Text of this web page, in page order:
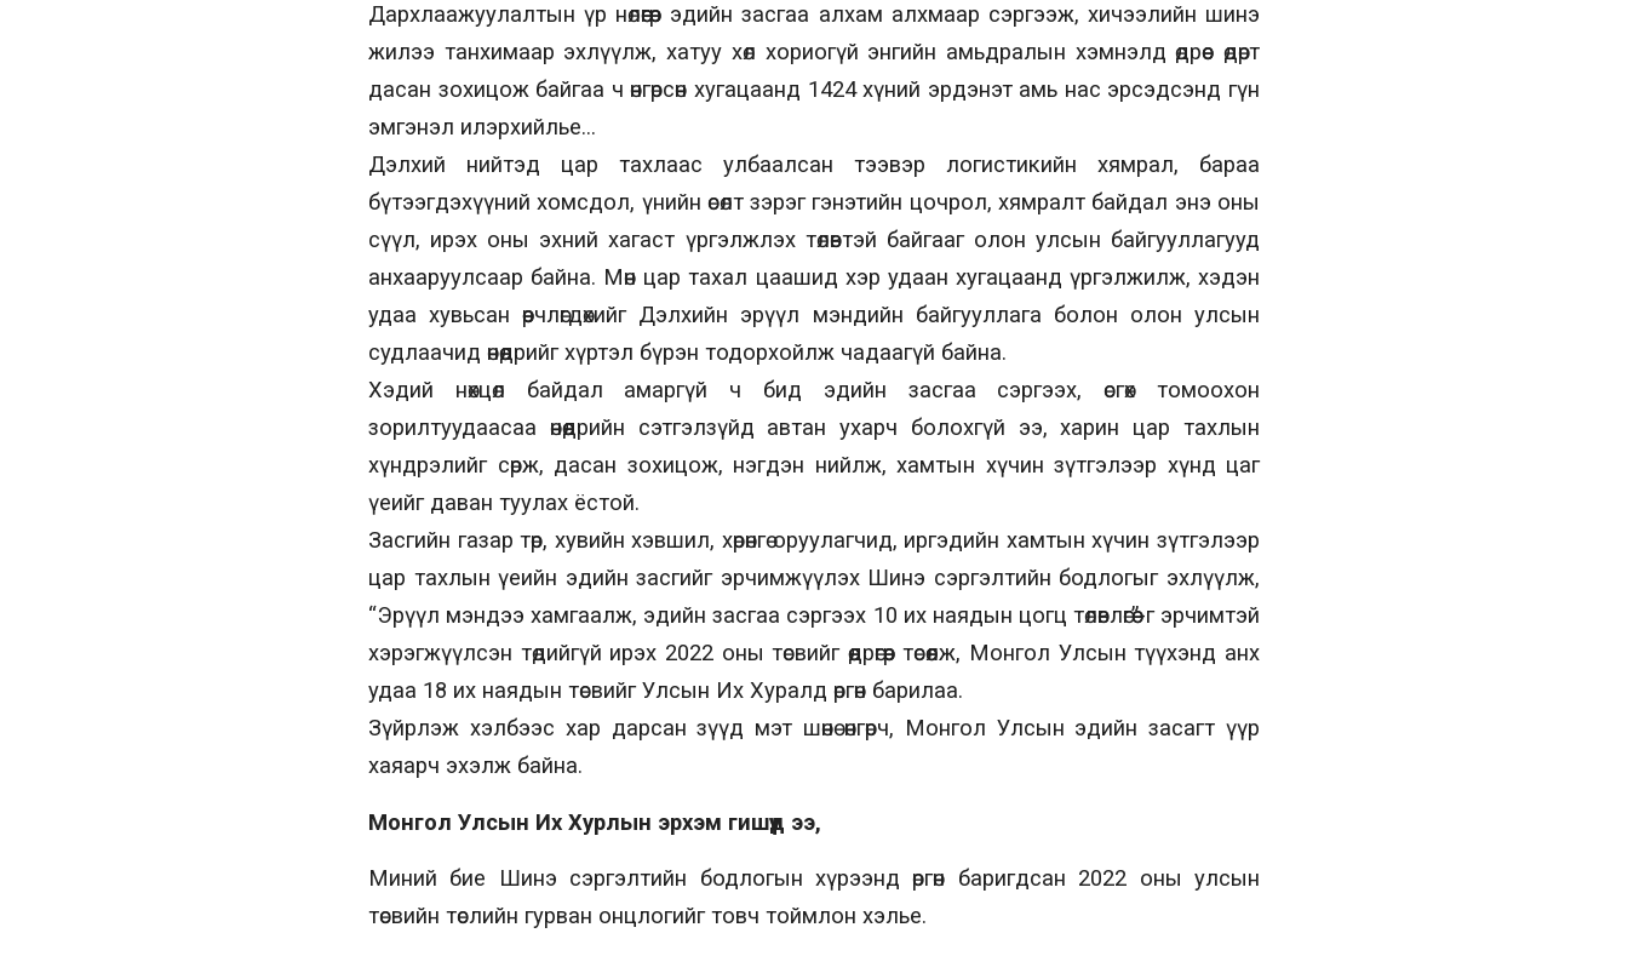
Дархлаажуулалтын үр нөлөөгөөр эдийн засгаа алхам алхмаар сэргээж, хичээлийн шинэ
жилээ танхимаар эхлүүлж, хатуу хөл хориогүй энгийн амьдралын хэмнэлд өдрөөс өдөрт
дасан зохицож байгаа ч өнгөрсөн хугацаанд 1424 хүний эрдэнэт амь нас эрсэдсэнд гүн
эмгэнэл илэрхийлье…
Дэлхий нийтэд цар тахлаас улбаалсан тээвэр логистикийн хямрал, бараа
бүтээгдэхүүний хомсдол, үнийн өсөлт зэрэг гэнэтийн цочрол, хямралт байдал энэ оны
сүүл, ирэх оны эхний хагаст үргэлжлэх төлөвтэй байгааг олон улсын байгууллагууд
анхааруулсаар байна. Мөн цар тахал цаашид хэр удаан хугацаанд үргэлжилж, хэдэн
удаа хувьсан өөрчлөгдөхийг Дэлхийн эрүүл мэндийн байгууллага болон олон улсын
судлаачид өнөөдрийг хүртэл бүрэн тодорхойлж чадаагүй байна.
Хэдий нөхцөл байдал амаргүй ч бид эдийн засгаа сэргээх, өсгөх томоохон
зорилтуудаасаа өнөөдрийн сэтгэлзүйд автан ухарч болохгүй ээ, харин цар тахлын
хүндрэлийг сөрж, дасан зохицож, нэгдэн нийлж, хамтын хүчин зүтгэлээр хүнд цаг
үеийг даван туулах ёстой.
Засгийн газар төр, хувийн хэвшил, хөрөнгө оруулагчид, иргэдийн хамтын хүчин зүтгэлээр
цар тахлын үеийн эдийн засгийг эрчимжүүлэх Шинэ сэргэлтийн бодлогыг эхлүүлж,
“Эрүүл мэндээ хамгаалж, эдийн засгаа сэргээх 10 их наядын цогц төлөвлөгөө”-г эрчимтэй
хэрэгжүүлсэн төдийгүй ирэх 2022 оны төсвийг өөдрөгөөр төсөөлж, Монгол Улсын түүхэнд анх
удаа 18 их наядын төсвийг Улсын Их Хуралд өргөн барилаа.
Зүйрлэж хэлбээс хар дарсан зүүд мэт шөнө өнгөрч, Монгол Улсын эдийн засагт үүр
хаяарч эхэлж байна.
Монгол Улсын Их Хурлын эрхэм гишүүд ээ,
Миний бие Шинэ сэргэлтийн бодлогын хүрээнд өргөн баригдсан 2022 оны улсын
төсвийн төслийн гурван онцлогийг товч тоймлон хэлье.